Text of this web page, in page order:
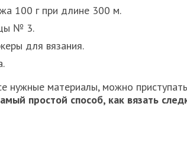
100 г при длине 300 м.
№ 3.
для вязания.
нужные материалы, можно
простой способ, как вязать